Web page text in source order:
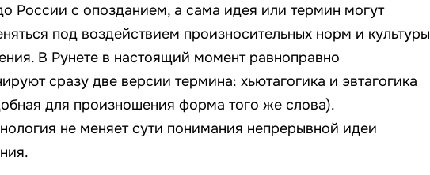
России с опозданием, а сама идея или термин могут
под воздействием произносительных норм и культуры
В Рунете в настоящий момент равноправно
сразу две версии термина: хьютагогика и эвтагогика
для произношения форма того же слова).
не меняет сути понимания непрерывной идеи